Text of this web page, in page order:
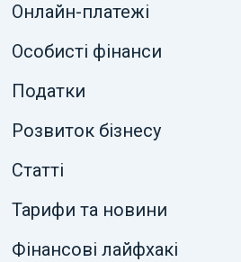
Онлайн-платежі
Особисті фінанси
Податки
Розвиток бізнесу
Статті
Тарифи та новини
Фінансові лайфхакі